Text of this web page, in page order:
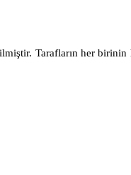
Tarafların her birinin